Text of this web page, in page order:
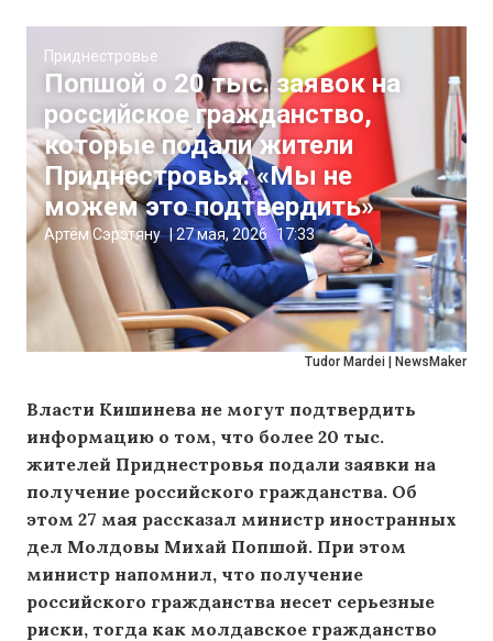
Tudor Mardei | NewsMaker
Приднестровье
Попшой о 20 тыс. заявок на
российское гражданство,
которые подали жители
Приднестровья: «Мы не
можем это подтвердить»
Артём Сэрэтяну |27 мая, 2026 17:33
Власти Кишинева не могут подтвердить
информацию о том, что более 20 тыс.
жителей Приднестровья подали заявки на
получение российского гражданства. Об
этом 27 мая рассказал министр иностранных
дел Молдовы Михай Попшой. При этом
министр напомнил, что получение
российского гражданства несет серьезные
риски, тогда как молдавское гражданство